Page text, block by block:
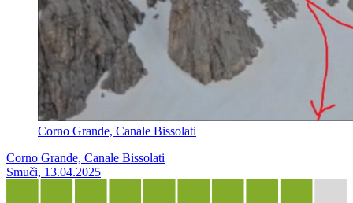
Corno Grande, Canale Bissolati
Corno Grande, Canale Bissolati
Smuči, 13.04.2025